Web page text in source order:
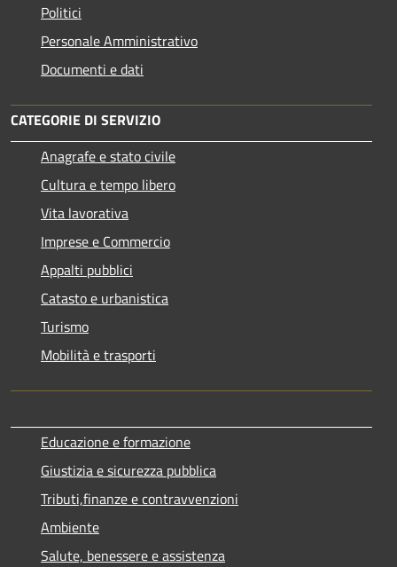
Politici
Personale Amministrativo
Documenti e dati
CATEGORIE DI SERVIZIO
Anagrafe e stato civile
Cultura e tempo libero
Vita lavorativa
Imprese e Commercio
Appalti pubblici
Catasto e urbanistica
Turismo
Mobilità e trasporti
Educazione e formazione
Giustizia e sicurezza pubblica
Tributi,finanze e contravvenzioni
Ambiente
Salute, benessere e assistenza